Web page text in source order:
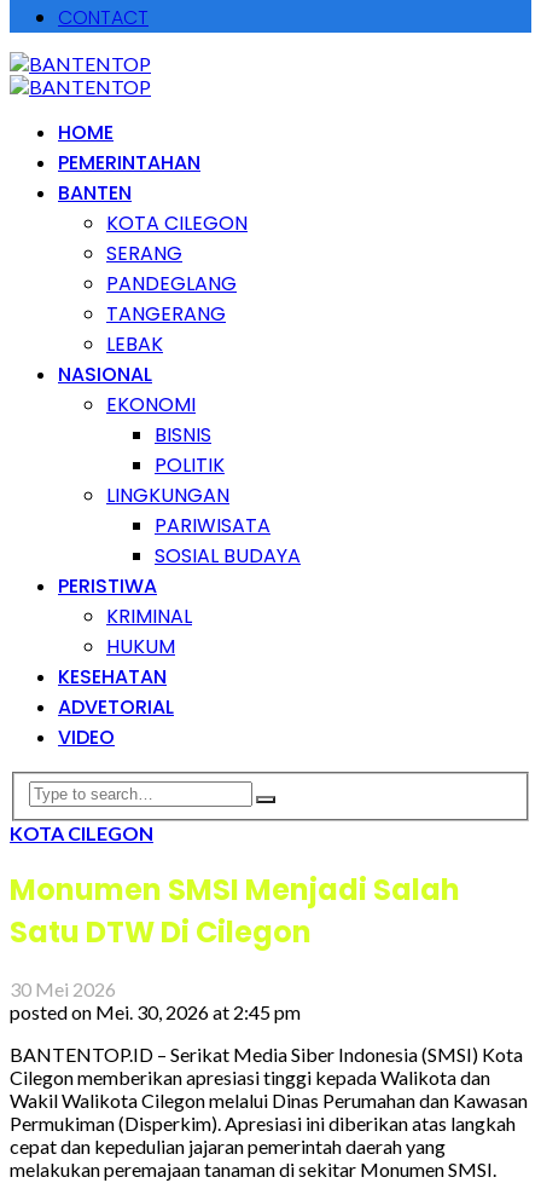
CONTACT
HOME
PEMERINTAHAN
BANTEN
KOTA CILEGON
SERANG
PANDEGLANG
TANGERANG
LEBAK
NASIONAL
EKONOMI
BISNIS
POLITIK
LINGKUNGAN
PARIWISATA
SOSIAL BUDAYA
PERISTIWA
KRIMINAL
HUKUM
KESEHATAN
ADVETORIAL
VIDEO
KOTA CILEGON
Monumen SMSI Menjadi Salah
Satu DTW Di Cilegon
30 Mei 2026
posted on Mei. 30, 2026 at 2:45 pm
BANTENTOP.ID – Serikat Media Siber Indonesia (SMSI) Kota
Cilegon memberikan apresiasi tinggi kepada Walikota dan
Wakil Walikota Cilegon melalui Dinas Perumahan dan Kawasan
Permukiman (Disperkim). Apresiasi ini diberikan atas langkah
cepat dan kepedulian jajaran pemerintah daerah yang
melakukan peremajaan tanaman di sekitar Monumen SMSI.